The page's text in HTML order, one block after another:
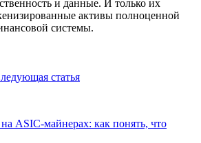
и данные. И только их
активы полноценной
системы.
статья
ASIC-майнерах: как понять, что